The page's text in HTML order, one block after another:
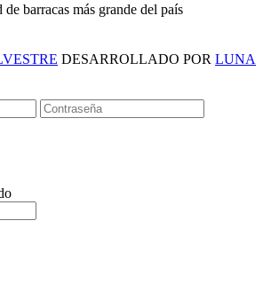
de barracas más grande del país
DESARROLLADO POR LUNA